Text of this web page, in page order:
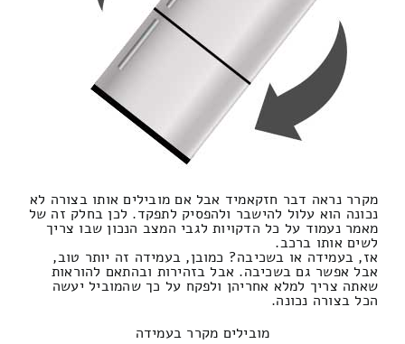
מקרר נראה דבר חזקאמיד אבל אם מובילים אותו בצורה לא
נכונה הוא עלול להישבר ולהפסיק לתפקד. לכן בחלק זה של
מאמר נעמוד על כל הדקויות לגבי המצב הנכון שבו צריך
לשים אותו ברכב.
אז, בעמידה או בשכיבה? כמובן, בעמידה זה יותר טוב,
אבל אפשר גם בשכיבה. אבל בזהירות ובהתאם להוראות
שאתה צריך למלא אחריהן ולפקח על כך שהמוביל יעשה
הכל בצורה נכונה.
מובילים מקרר בעמידה